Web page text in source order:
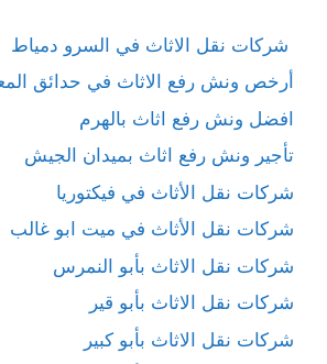
شركات نقل الاثاث في السرو دمياط
أرخص ونش رفع الاثاث في حدائق
افضل ونش رفع اثاث بالهرم
تأجير ونش رفع اثاث بميدان الجيش
شركات نقل الأثاث في فيكتوريا
شركات نقل الأثاث في ميت ابو غالب
شركات نقل الاثاث بأبو النمرس
شركات نقل الاثاث بأبو قير
شركات نقل الاثاث بأبو كبير